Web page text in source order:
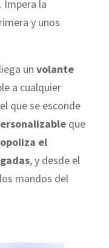
Impera la
y unos
un volante
a cualquier
que se esconde
que
el
, y desde el
mandos del